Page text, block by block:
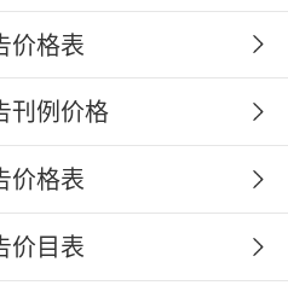
价格表
刊例价格
价格表
价目表